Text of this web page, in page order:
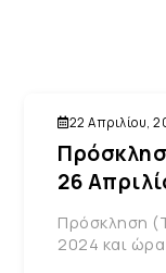
22 Απριλίου,
26
Πρόσκληση
2024 και